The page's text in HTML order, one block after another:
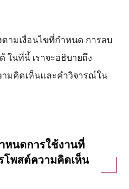
ามเงื่อนไขที่กำหนด การลบ
ในที่นี้ เราจะอธิบายถึง
มคิดเห็นและคำวิจารณ์ใน
หนดการใช้งานที่
โพสต์ความคิดเห็น